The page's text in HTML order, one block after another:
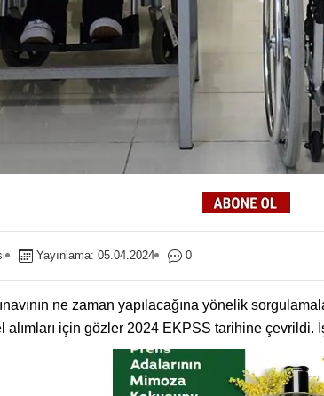
Yayınlama: 05.04.2024 0
ne zaman yapılacağına yönelik
için gözler 2024 EKPSS tarihine çevrildi.